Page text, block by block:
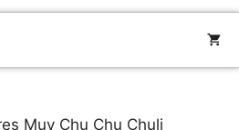
Muy Chu Chu Chuli